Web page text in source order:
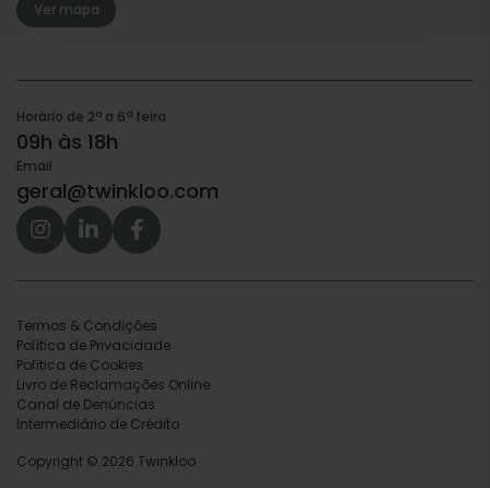
Ver mapa
Horário de 2ª a 6ª feira
09h às 18h
Email
geral@twinkloo.com
Termos & Condições
Política de Privacidade
Política de Cookies
Livro de Reclamações Online
Canal de Denúncias
Intermediário de Crédito
Copyright © 2026 Twinkloo